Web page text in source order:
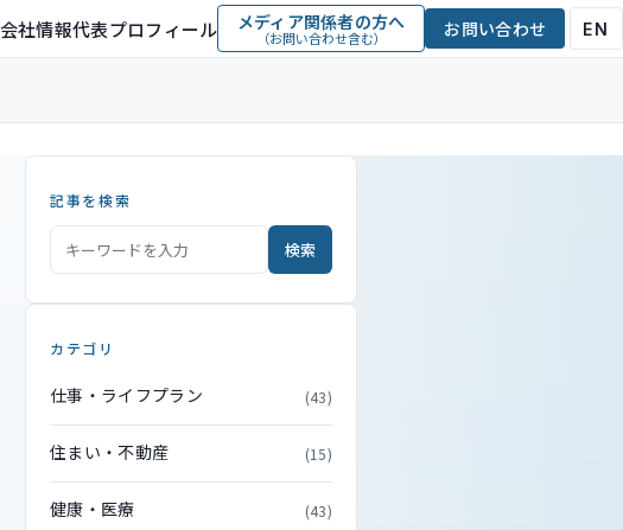
会社情報代表プロフィール メディア関係者の方へ
（お問い合わせ含む） お問い合わせ EN
記事を検索
検索
カテゴリ
仕事・ライフプラン (43)
住まい・不動産 (15)
健康・医療 (43)